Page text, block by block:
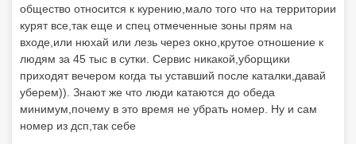
общество относится к курению,мало того что на территории
курят все,так еще и спец отмеченные зоны прям на
входе,или нюхай или лезь через окно,крутое отношение к
людям за 45 тыс в сутки. Сервис никакой,уборщики
приходят вечером когда ты уставший после каталки,давай
уберем)). Знают же что люди катаются до обеда
минимум,почему в это время не убрать номер. Ну и сам
номер из дсп,так себе